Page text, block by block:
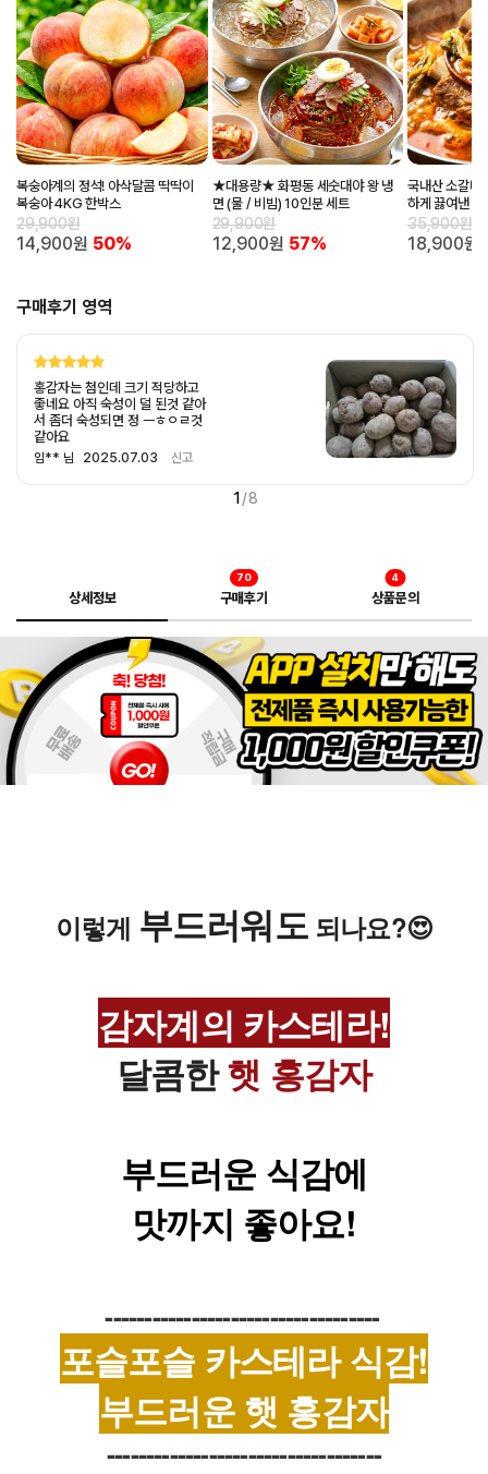
복숭아계의 정석! 아삭달콤 딱딱이
복숭아 4KG 한박스
29,900원
14,900원 50%
★대용량★ 화평동 세숫대야 왕 냉
면 (물 / 비빔) 10인분 세트
29,900원
12,900원 57%
국내산 소갈비
하게 끓여낸
팩
35,900원
18,900원
구매후기 영역
홍감자는 첨인데 크기 적당하고
좋네요 아직 숙성이 덜 된것 같아
서 좀더 숙성되면 정 ㅡㅎㅇㄹ것
같아요
임** 님 2025.07.03 신고
1 /8
상세정보 구매후기
70
상품문의
4
이렇게 부드러워도되나요?😍
감자계의 카스테라!
달콤한햇 홍감자
부드러운 식감에
맛까지 좋아요!
-----------------------------------
포슬포슬 카스테라 식감!
부드러운 햇 홍감자
-----------------------------------